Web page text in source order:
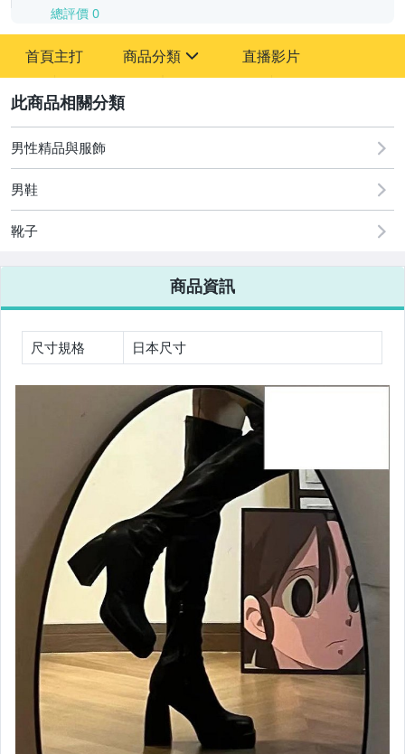
總評價 0
首頁主打 商品分類
圖書/影音/文具
古董、藝術與礦石
手機、配件與通訊
美容保養與彩妝
電腦、平板與周邊
相機、攝影與周邊
嬰幼兒與孕婦
汽機車精品百貨
居家、家具與園藝
玩具、模型與公仔
男性精品與服飾
女裝與服飾配件
偶像、球員卡與郵幣
手錶與飾品配件
女包精品與女鞋
直播影片
男性精品與服飾
男鞋
靴子
商品資訊
尺寸規格 日本尺寸